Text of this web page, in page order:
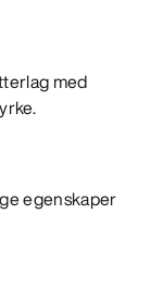
med
egenskaper